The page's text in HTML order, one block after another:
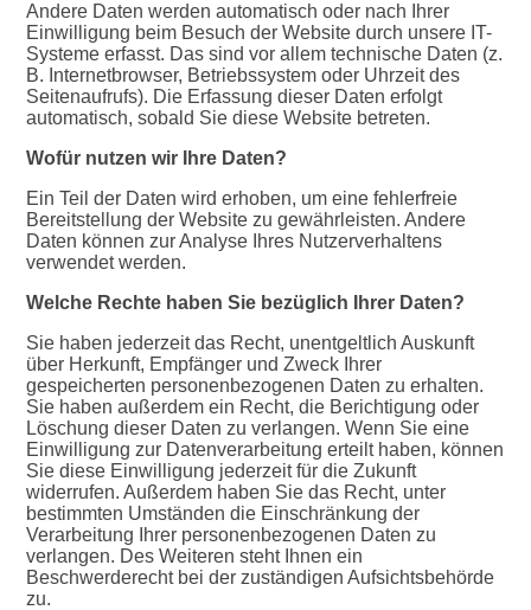
Andere Daten werden automatisch oder nach Ihrer
Einwilligung beim Besuch der Website durch unsere IT-
Systeme erfasst. Das sind vor allem technische Daten (z.
B. Internetbrowser, Betriebssystem oder Uhrzeit des
Seitenaufrufs). Die Erfassung dieser Daten erfolgt
automatisch, sobald Sie diese Website betreten.
Wofür nutzen wir Ihre Daten?
Ein Teil der Daten wird erhoben, um eine fehlerfreie
Bereitstellung der Website zu gewährleisten. Andere
Daten können zur Analyse Ihres Nutzerverhaltens
verwendet werden.
Welche Rechte haben Sie bezüglich Ihrer Daten?
Sie haben jederzeit das Recht, unentgeltlich Auskunft
über Herkunft, Empfänger und Zweck Ihrer
gespeicherten personenbezogenen Daten zu erhalten.
Sie haben außerdem ein Recht, die Berichtigung oder
Löschung dieser Daten zu verlangen. Wenn Sie eine
Einwilligung zur Datenverarbeitung erteilt haben, können
Sie diese Einwilligung jederzeit für die Zukunft
widerrufen. Außerdem haben Sie das Recht, unter
bestimmten Umständen die Einschränkung der
Verarbeitung Ihrer personenbezogenen Daten zu
verlangen. Des Weiteren steht Ihnen ein
Beschwerderecht bei der zuständigen Aufsichtsbehörde
zu.